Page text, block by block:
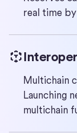
real time
Multichain
Launching
multichain